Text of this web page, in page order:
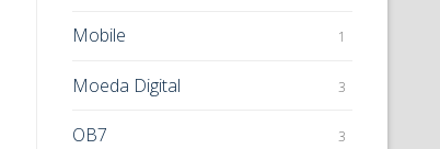
Mobile 1
Moeda Digital 3
OB7 3